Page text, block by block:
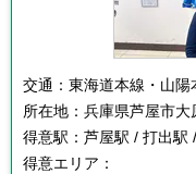
交通： 東海道本線・山陽
所在地： 兵庫県芦屋市大
得意駅： 芦屋駅 / 打出駅
得意エリア：